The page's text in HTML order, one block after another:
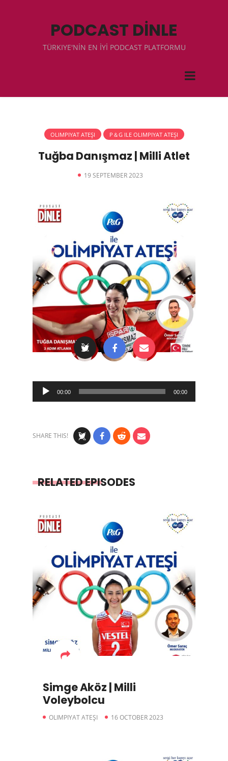
PODCAST DİNLE
TÜRKIYE'NİN EN İYİ PODCAST PLATFORMU
OLIMPIYAT ATEŞI P＆G ILE OLIMPIYAT ATEŞI
Tuğba Danışmaz | Milli Atlet
19 SEPTEMBER 2023
Audio
Player
00:00 00:00
SHARE THIS!
RELATED EPISODES
Simge Aköz | Milli
Voleybolcu
OLIMPIYAT ATEŞI 16 OCTOBER 2023